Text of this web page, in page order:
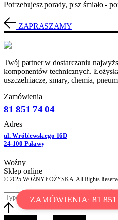
ZAMÓWIENIA: 81 851
Potrzebujesz porady, pisz śmiało -
ZAPRASZAMY
Twój partner w dostarczaniu
komponentów technicznych.
uszczelniacze, smary, chemia,
Zamówienia
81 851 74 04
Adres
ul. Wróblewskiego 16D
24-100 Puławy
Woźny
Sklep online
© 2025 WOŹNY ŁOŻYSKA. All Rights